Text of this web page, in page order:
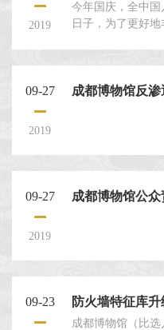
2019
今年国庆，全中
日子，为了更好
馆制度，闭馆时
09-27
2019
成都博物馆反
09-27
2019
成都博物馆公
09-23 防火墙特征库
成都博物馆（比